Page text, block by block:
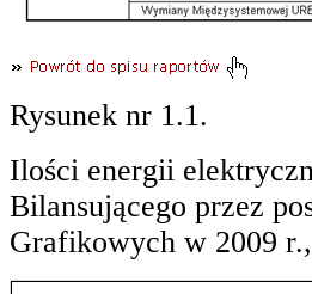
Rysunek nr 1.1.
Ilości energii
Bilansującego przez
Grafikowych w 2009